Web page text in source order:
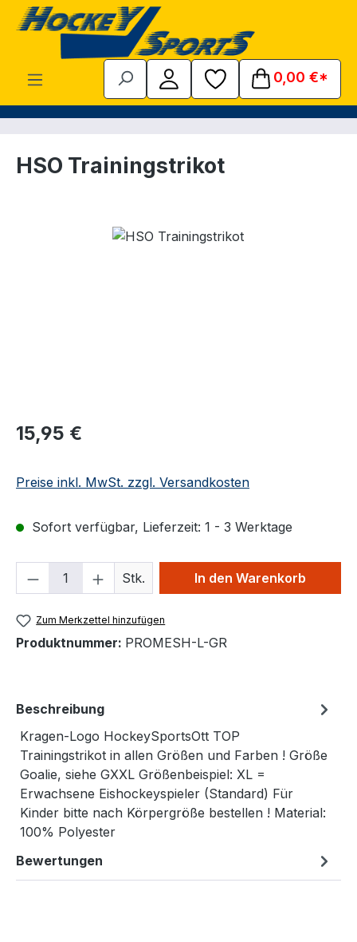
Zum Hauptinhalt springen
0,00 €*
HSO Trainingstrikot
Bildergalerie überspringen
Regulärer Preis:
15,95 €
Preise inkl. MwSt. zzgl. Versandkosten
Sofort verfügbar, Lieferzeit: 1 - 3 Werktage
Produkt Anzahl: Gib den
Stk. In den Warenkorb
Zum Merkzettel hinzufügen
Produktnummer: PROMESH-L-GR
Beschreibung
Kragen-Logo HockeySportsOtt TOP
Trainingstrikot in allen Größen und Farben ! Größe
Goalie, siehe GXXL Größenbeispiel: XL =
Erwachsene Eishockeyspieler (Standard) Für
Kinder bitte nach Körpergröße bestellen ! Material:
100% Polyester
Bewertungen